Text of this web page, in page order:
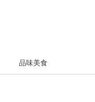
品味美食